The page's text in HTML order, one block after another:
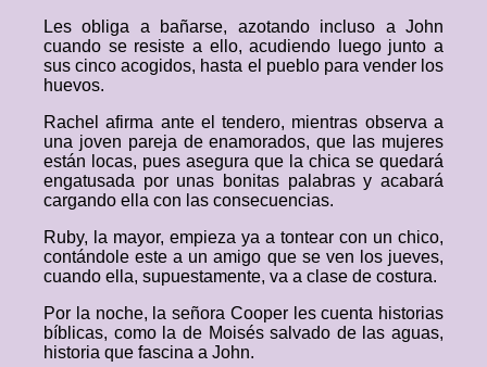
Les obliga a bañarse, azotando incluso a John
cuando se resiste a ello, acudiendo luego junto a
sus cinco acogidos, hasta el pueblo para vender los
huevos.
Rachel afirma ante el tendero, mientras observa a
una joven pareja de enamorados, que las mujeres
están locas, pues asegura que la chica se quedará
engatusada por unas bonitas palabras y acabará
cargando ella con las consecuencias.
Ruby, la mayor, empieza ya a tontear con un chico,
contándole este a un amigo que se ven los jueves,
cuando ella, supuestamente, va a clase de costura.
Por la noche, la señora Cooper les cuenta historias
bíblicas, como la de Moisés salvado de las aguas,
historia que fascina a John.